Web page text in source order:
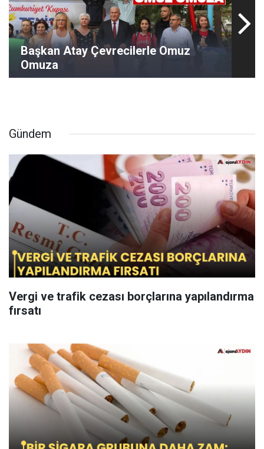
Başkan Atay Çevrecilerle Omuz
Omuza
Gündem
Vergi ve trafik cezası borçlarına yapılandırma
fırsatı